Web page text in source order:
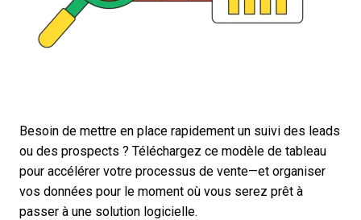
Besoin de mettre en place rapidement un suivi des leads
ou des prospects ? Téléchargez ce modèle de tableau
pour accélérer votre processus de vente—et organiser
vos données pour le moment où vous serez prêt à
passer à une solution logicielle.